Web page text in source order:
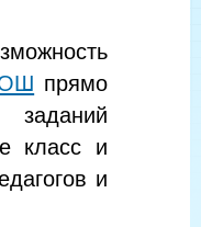
прямо
класс и
и